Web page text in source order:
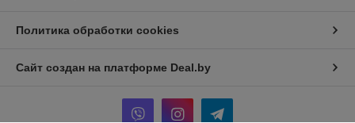
Политика обработки cookies
Сайт создан на платформе Deal.by